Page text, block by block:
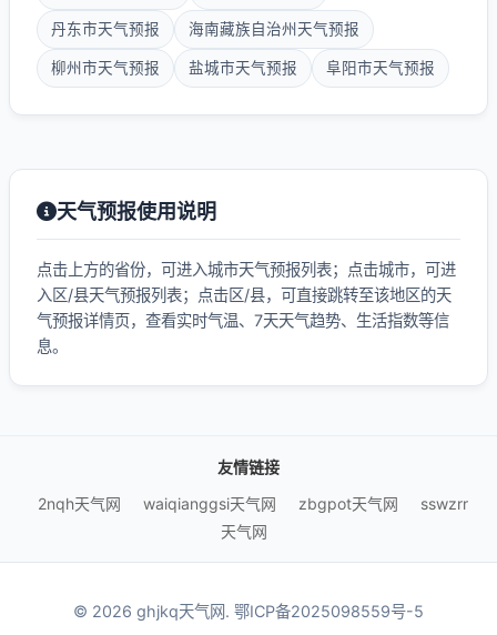
丹东市天气预报 海南藏族自治州天气预报
柳州市天气预报 盐城市天气预报 阜阳市天气预报
天气预报使用说明
点击上方的省份，可进入城市天气预报列表；点击城市，可进
入区/县天气预报列表；点击区/县，可直接跳转至该地区的天
气预报详情页，查看实时气温、7天天气趋势、生活指数等信
息。
友情链接
2nqh天气网
waiqianggsi天气网 zbgpot天气网
sswzrr
天气网
© 2026 ghjkq天气网. 鄂ICP备2025098559号-5